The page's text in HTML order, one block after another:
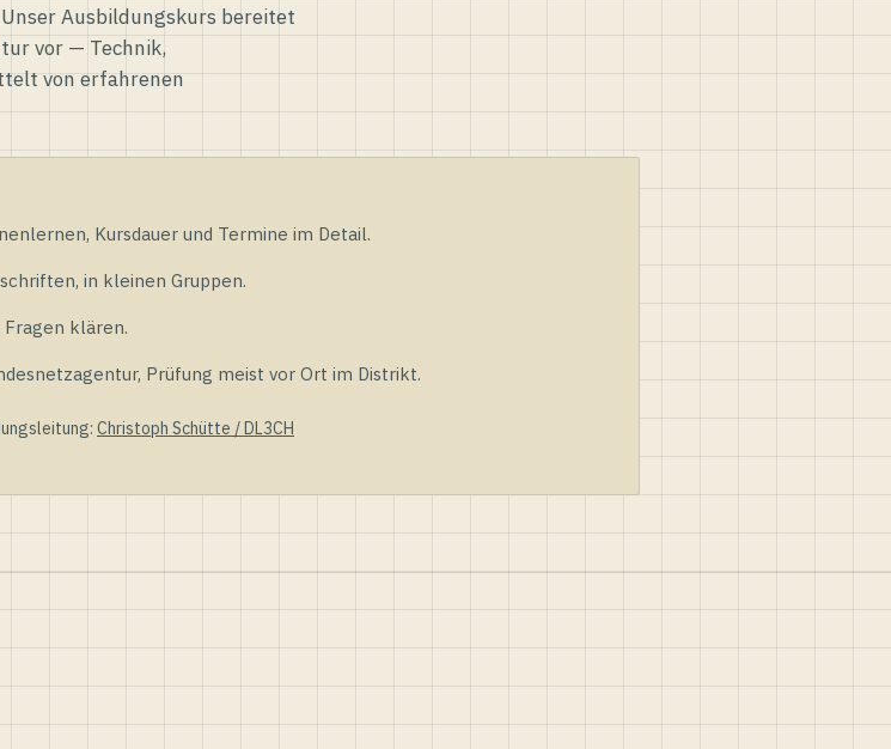
Ausbildungskurs bereitet
vor — Technik,
von erfahrenen
Kursdauer und Termine im Detail.
in kleinen Gruppen.
klären.
Prüfung meist vor Ort im Distrikt.
Christoph Schütte / DL3CH